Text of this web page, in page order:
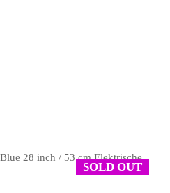
SOLD OUT